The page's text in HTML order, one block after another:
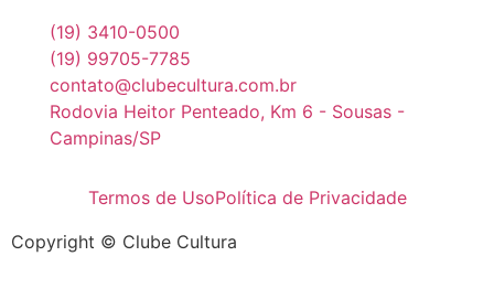
(19) 3410-0500
(19) 99705-7785
contato@clubecultura.com.br
Rodovia Heitor Penteado, Km 6 - Sousas -
Campinas/SP
Termos de UsoPolítica de Privacidade
Copyright © Clube Cultura